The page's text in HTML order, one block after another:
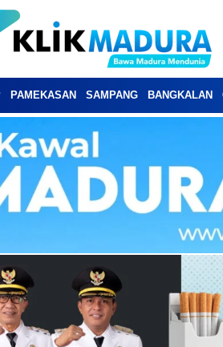
PAMEKASAN SAMPANG BANGKALAN